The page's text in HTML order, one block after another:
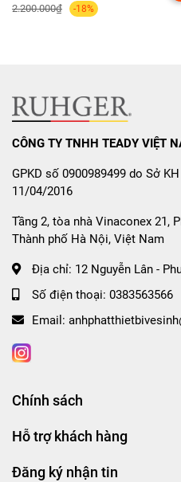
2.200.000₫ -18%
CÔNG TY TNHH TEADY VIỆT
GPKD số 0900989499 do Sở
11/04/2016
Tầng 2, tòa nhà Vinaconex 21,
Thành phố Hà Nội, Việt Nam
Địa chỉ: 12 Nguyễn Lân -
Số điện thoại: 0383563566
Email:
Chính sách
Hỗ trợ khách hàng
Đăng ký nhận tin